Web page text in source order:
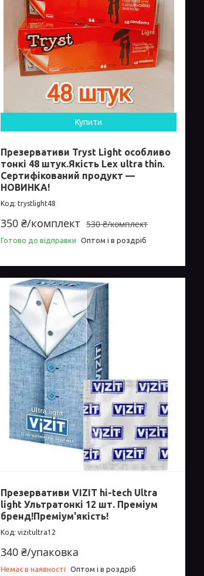
Купити
Презервативи Tryst Light особливо
тонкі 48 штук.Якість Lex ultra thin.
Сертифікований продукт —
НОВИНКА!
trystlight48
530 ₴/комплект
350 ₴/комплект
Готово до відправки Оптом і в роздріб
Презервативи VIZIT hi-tech Ultra
light Ультратонкі 12 шт. Преміум
бренд!Преміум'якість!
vizitultra12
340 ₴/упаковка
Немає в наявності Оптом і в роздріб